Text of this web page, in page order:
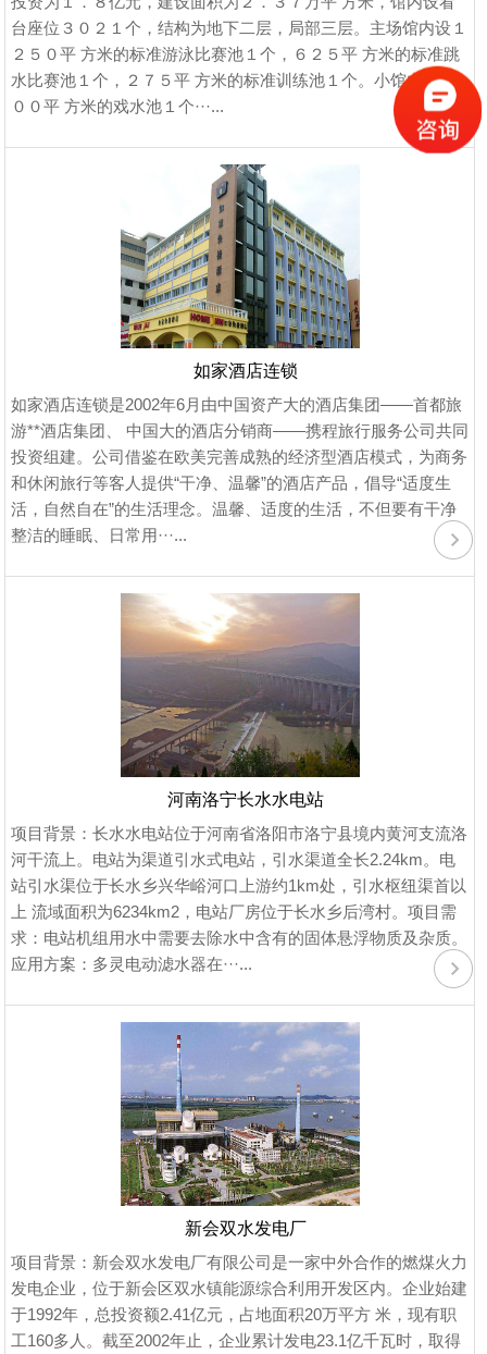
台座位３０２１个，结构为地下二层，局部三层。主场馆内设１
２５０平 方米的标准游泳比赛池１个，６２５平 方米的标准跳
水比赛池１个，２７５平 方米的标准训练池１个。小馆内设８
００平 方米的戏水池１个···...
如家酒店连锁
如家酒店连锁是2002年6月由中国资产大的酒店集团――首都旅
游**酒店集团、 中国大的酒店分销商――携程旅行服务公司共同
投资组建。公司借鉴在欧美完善成熟的经济型酒店模式，为商务
和休闲旅行等客人提供“干净、温馨”的酒店产品，倡导“适度生
活，自然自在”的生活理念。温馨、适度的生活，不但要有干净
整洁的睡眠、日常用···...
河南洛宁长水水电站
项目背景：长水水电站位于河南省洛阳市洛宁县境内黄河支流洛
河干流上。电站为渠道引水式电站，引水渠道全长2.24km。电
站引水渠位于长水乡兴华峪河口上游约1km处，引水枢纽渠首以
上 流域面积为6234km2，电站厂房位于长水乡后湾村。项目需
求：电站机组用水中需要去除水中含有的固体悬浮物质及杂质。
应用方案：多灵电动滤水器在···...
新会双水发电厂
项目背景：新会双水发电厂有限公司是一家中外合作的燃煤火力
发电企业，位于新会区双水镇能源综合利用开发区内。企业始建
于1992年，总投资额2.41亿元，占地面积20万平方 米，现有职
工160多人。截至2002年止，企业累计发电23.1亿千瓦时，取得